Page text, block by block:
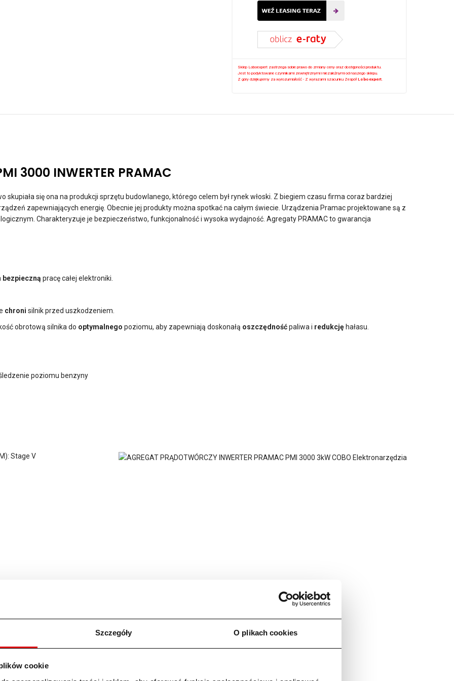
Szczegóły O plikach cookies
cookie
Sklep Loboexpert zastrzega sobie prawo do zmiany ceny oraz dostępności produktu.
Jest to podyktowane czynnikami zewnętrznymi i niezależnymi od naszego sklepu.
Z góry dziękujemy za wyrozumiałość - Z wyrazami szacunku Zespół Loboexpert.
3000 INWERTER PRAMAC
skupiała się ona na produkcji sprzętu budowlanego, którego celem był rynek włoski. Z biegiem czasu firma coraz bardziej
zapewniających energię. Obecnie jej produkty można spotkać na całym świecie. Urządzenia Pramac projektowane są z
Charakteryzuje je bezpieczeństwo, funkcjonalność i wysoka wydajność. Agregaty PRAMAC to gwarancja
bezpieczną pracę całej elektroniki.
chroni silnik przed uszkodzeniem.
obrotową silnika do optymalnego poziomu, aby zapewniają doskonałą oszczędnośćpaliwa i redukcję hałasu.
poziomu benzyny
Stage V